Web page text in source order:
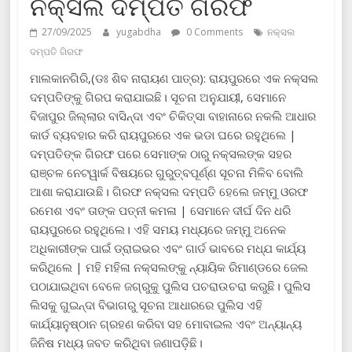
27/09/2025 yugabdha 0 Comments
ନକ୍ସଲ
ଦମ୍ପତି ଗିରଫ
ମାଲକାନଗିରି,(ଡଃ ଶିବ ନାରାୟଣ ପାତ୍ର): ରାୟପୁରରେ ଏକ ନକ୍ସଲ
ଦମ୍ପତିଙ୍କୁ ଗିରପ କରାଯାଇଛି। ସୂଚନା ଅନୁଯାୟୀ, ସେମାନେ
ବିଜାପୁର ଜିଲ୍ଲାର ବାସିନ୍ଦା ଏବଂ ଚିକିତ୍ସା ବାହାନାରେ ନକଲି ଆଧାର
କାର୍ଡ ବ୍ୟବହାର କରି ରାୟପୁରରେ ଏକ ଭଡା ଘରେ ରହୁଥିଲେ |
ଦମ୍ପତିଙ୍କ ଗିରଫ ପରେ ସେମାଙ୍କ ଠାରୁ ନକ୍ସଲଙ୍କ ସହର
ରାଞ୍ଚଳ ନେଟୱାର୍କ ବିଷୟରେ ଗୁରୁତ୍ବପୂର୍ଣ୍ଣ ସୂଚନା ମିଳିବ ବୋଲି
ଆଶା କରାଯାଉଛି। ଗିରଫ ନକ୍ସଲ ଦମ୍ପତି ହେଲେ ଜମ୍ମୁ ଓରଫ
ରମେଶ ଏବଂ ତାଙ୍କ ପତ୍ନୀ କମଳା | ସେମାନେ ଦୀର୍ଘ ଦିନ ଧରି
ରାୟପୁରରେ ରହୁଥିଲେ। ଏହି ସମୟ ମଧ୍ୟରେ ଜମ୍ମୁ ଅନେକ
ଅଧିକାରୀଙ୍କ ପାଇଁ ଡ୍ରାଇଭର ଏବଂ ଗାର୍ଡ ଭାବରେ ମଧ୍ଯ କାର୍ଯ୍ୟ
କରିଥିଲେ | ମହି ମହିଳା ନକ୍ସଲଙ୍କୁ ନ୍ୟାୟିକ ରିମାଣ୍ଡରେ ଜେଲ
ପଠାଯାଇଥିବା ବେଳେ ଜଗ୍ରୁକୁ ପୁଲିସ ପଚରାଉଚରା କରୁଛି। ପୁଲିସ
ଲିସକୁ ଗୁଇନ୍ଦା ବିଭାଗରୁ ସୂଚନା ଆଧାରରେ ପୁଲିସ ଏହି
କାର୍ଯ୍ୟାନୁଷ୍ଠାନ ଗ୍ରହଣ କରିବା ସହ ମୋବାଇଲ ଏବଂ ଅନ୍ୟାନ୍ୟ
ଜିନିଷ ମଧ୍ୟ ଜବତ କରିଥିବା ଜଣାପଡ଼ିଛି।